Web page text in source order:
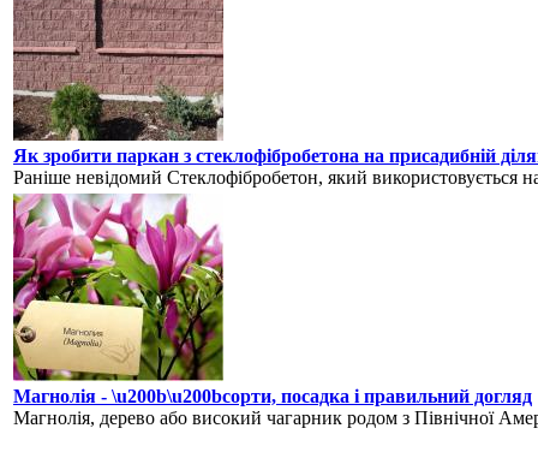
Як зробити паркан з стеклофібробетона на присадибній
Раніше невідомий Стеклофібробетон, який використовується
Магнолія - \u200b\u200bсорти, посадка і правильний догляд
Магнолія, дерево або високий чагарник родом з Північної